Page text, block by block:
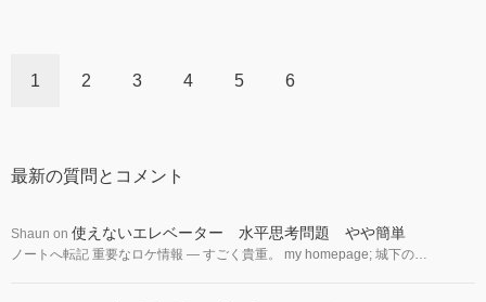
1 2 3 4 5 6
最新の質問とコメント
Shaun on 使えないエレベーター 水平思考問題 やや簡単
ノートへ転記 重要なロケ情報 — すごく貴重。 my homepage; 城下の…